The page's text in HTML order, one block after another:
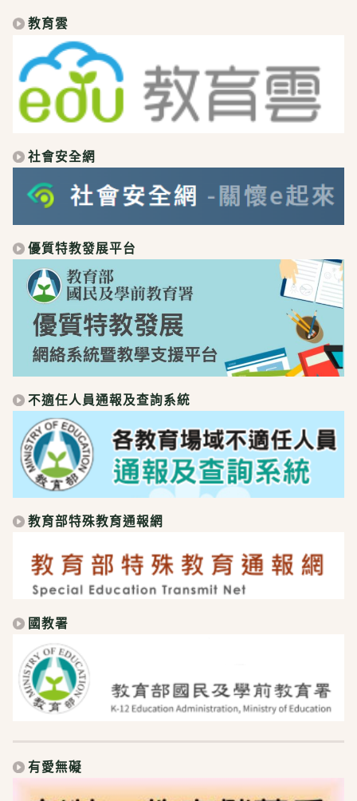
教育雲
社會安全網
優質特教發展平台
不適任人員通報及查詢系統
教育部特殊教育通報網
國教署
有愛無礙